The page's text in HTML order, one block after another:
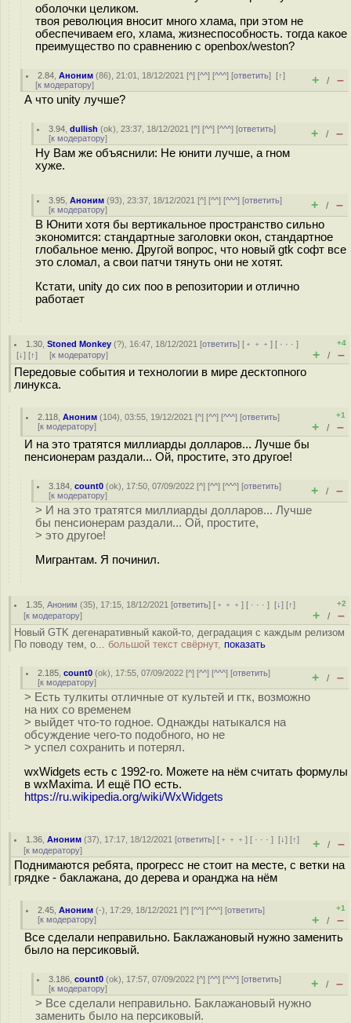
оболочки целиком.
твоя революция вносит много хлама, при этом не
обеспечиваем его, хлама, жизнеспособность. тогда какое
преимущество по сравнению с openbox/weston?
2.84 ,Аноним (86), 21:01, 18/12/2021 [^] [^^] [^^^] [ответить][↑]
[к модератору] + / –
А что unity лучше?
3.94 ,dullish (ok), 23:37, 18/12/2021 [^] [^^] [^^^] [ответить]
[к модератору] + / –
Ну Вам же объяснили: Не юнити лучше, а гном
хуже.
3.95 ,Аноним (93), 23:37, 18/12/2021 [^] [^^] [^^^] [ответить]
[к модератору] + / –
В Юнити хотя бы вертикальное пространство сильно
экономится: стандартные заголовки окон, стандартное
глобальное меню. Другой вопрос, что новый gtk софт все
это сломал, а свои патчи тянуть они не хотят.
Кстати, unity до сих поо в репозитории и отлично
работает
1.30 ,Stoned Monkey (?), 16:47, 18/12/2021 [ответить] [ ﹢﹢﹢] [ · · ·]
[↓] [↑] [к модератору]
+4
+ / –
Передовые события и технологии в мире десктопного
линукса.
2.118 ,Аноним (104), 03:55, 19/12/2021 [^] [^^] [^^^] [ответить]
[к модератору]
+1
+ / –
И на это тратятся миллиарды долларов... Лучше бы
пенсионерам раздали... Ой, простите, это другое!
3.184 ,count0 (ok), 17:50, 07/09/2022 [^] [^^] [^^^] [ответить]
[к модератору] + / –
> И на это тратятся миллиарды долларов... Лучше
бы пенсионерам раздали... Ой, простите,
> это другое!
Мигрантам. Я починил.
1.35 ,Аноним (35), 17:15, 18/12/2021 [ответить] [ ﹢﹢﹢] [ · · ·][↓] [↑]
[к модератору]
+2
+ / –
Новый GTK дегенаративный какой-то, деградация с каждым релизом
По поводу тем, о... большой текст свёрнут, показать
2.185 ,count0 (ok), 17:55, 07/09/2022 [^] [^^] [^^^] [ответить]
[к модератору] + / –
> Есть тулкиты отличные от культей и гтк, возможно
на них со временем
> выйдет что-то годное. Однажды натыкался на
обсуждение чего-то подобного, но не
> успел сохранить и потерял.
wxWidgets есть с 1992-го. Можете на нём считать формулы
в wxMaxima. И ещё ПО есть.
https://ru.wikipedia.org/wiki/WxWidgets
1.36 ,Аноним (37), 17:17, 18/12/2021 [ответить] [ ﹢﹢﹢] [ · · ·][↓] [↑]
[к модератору] + / –
Поднимаются ребята, прогресс не стоит на месте, с ветки на
грядке - баклажана, до дерева и оранджа на нём
2.45 ,Аноним (-), 17:29, 18/12/2021 [^] [^^] [^^^] [ответить]
[к модератору]
+1
+ / –
Все сделали неправильно. Баклажановый нужно заменить
было на персиковый.
3.186 ,count0 (ok), 17:57, 07/09/2022 [^] [^^] [^^^] [ответить]
[к модератору] + / –
> Все сделали неправильно. Баклажановый нужно
заменить было на персиковый.